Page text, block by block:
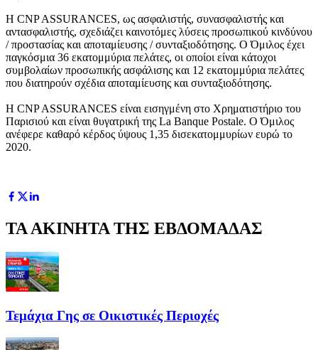
Η CNP ASSURANCES, ως ασφαλιστής, συνασφαλιστής και
αντασφαλιστής, σχεδιάζει καινοτόμες λύσεις προσωπικού κινδύνου
/ προστασίας και αποταμίευσης / συνταξιοδότησης. Ο Όμιλος έχει
παγκόσμια 36 εκατομμύρια πελάτες, οι οποίοι είναι κάτοχοι
συμβολαίων προσωπικής ασφάλισης και 12 εκατομμύρια πελάτες
που διατηρούν σχέδια αποταμίευσης και συνταξιοδότησης.
Η CNP ASSURANCES είναι εισηγμένη στο Χρηματιστήριο του
Παρισιού και είναι θυγατρική της La Banque Postale. Ο Όμιλος
ανέφερε καθαρό κέρδος ύψους 1,35 δισεκατομμυρίων ευρώ το
2020.
ΤΑ ΑΚΙΝΗΤΑ ΤΗΣ ΕΒΔΟΜΑΔΑΣ
Τεμάχια Γης σε Οικιστικές Περιοχές